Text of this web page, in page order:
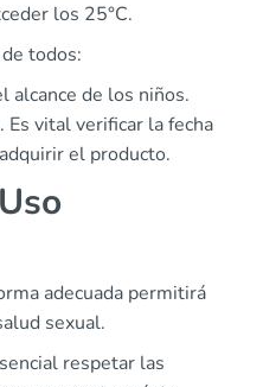
los 25°C.
todos:
alcance de los niños.
Es vital verificar la fecha
el producto.
adecuada permitirá
sexual.
respetar las